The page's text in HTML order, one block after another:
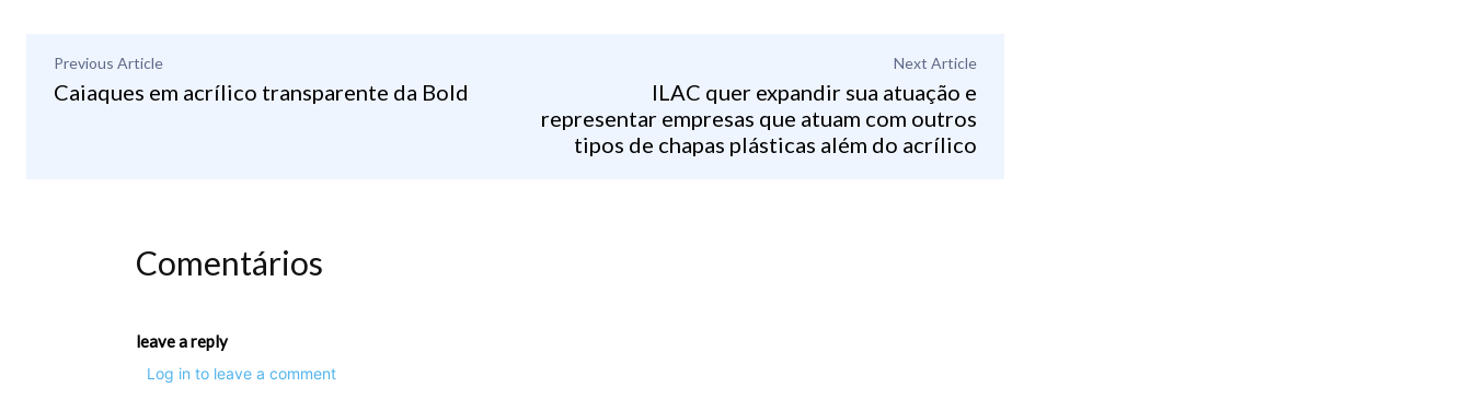
Previous Article
Caiaques em acrílico transparente da Bold
Next Article
ILAC quer expandir sua atuação e
representar empresas que atuam com outros
tipos de chapas plásticas além do acrílico
Comentários
leave a reply
Log in to leave a comment